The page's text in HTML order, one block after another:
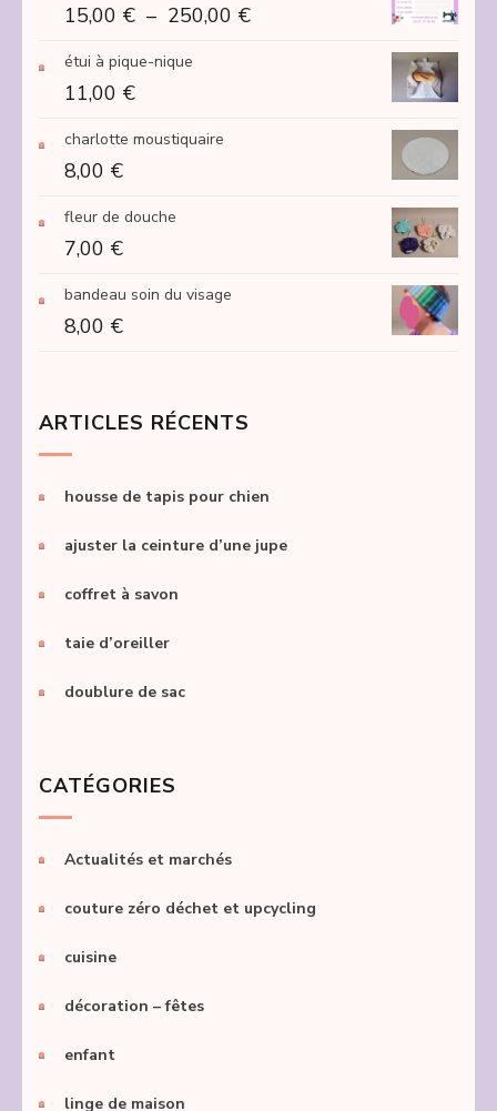
15,00 € – 250,00 €Plage
étui à pique-nique
11,00 €
charlotte moustiquaire
8,00 €
fleur de douche
7,00 €
bandeau soin du visage
8,00 €
ARTICLES RÉCENTS
housse de tapis pour chien
ajuster la ceinture d’une jupe
coffret à savon
taie d’oreiller
doublure de sac
CATÉGORIES
Actualités et marchés
couture zéro déchet et upcycling
cuisine
décoration – fêtes
enfant
linge de maison